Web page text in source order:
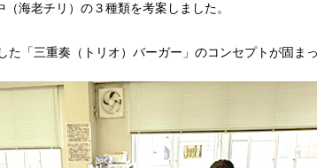
海老チリ）の３種類を考案しました。
「三重奏（トリオ）バーガー」のコンセプトが固まっ